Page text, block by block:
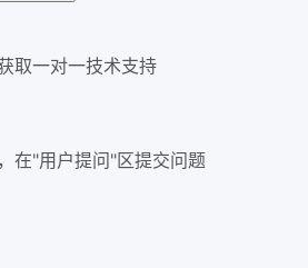
取一对一技术支持
在"用户提问"区提交问题